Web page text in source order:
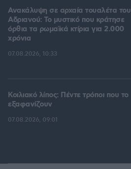
Ανακάλυψη σε αρχαία τουαλέτα του
Αδριανού: Το μυστικό που κράτησε
όρθια τα ρωμαϊκά κτίρια για 2.000
χρόνια
07.08.2026, 10:33
Κοιλιακό λίπος: Πέντε τρόποι που το
εξαφανίζουν
07.08.2026, 09:01